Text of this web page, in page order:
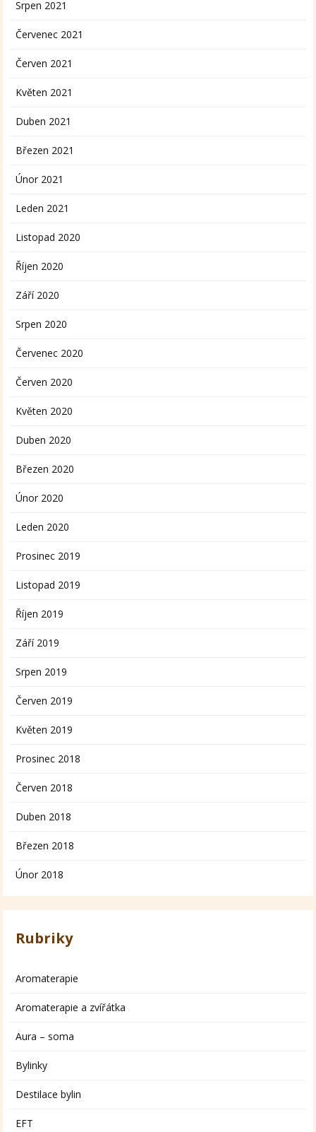
Srpen 2021
Červenec 2021
Červen 2021
Květen 2021
Duben 2021
Březen 2021
Únor 2021
Leden 2021
Listopad 2020
Říjen 2020
Září 2020
Srpen 2020
Červenec 2020
Červen 2020
Květen 2020
Duben 2020
Březen 2020
Únor 2020
Leden 2020
Prosinec 2019
Listopad 2019
Říjen 2019
Září 2019
Srpen 2019
Červen 2019
Květen 2019
Prosinec 2018
Červen 2018
Duben 2018
Březen 2018
Únor 2018
Rubriky
Aromaterapie
Aromaterapie a zvířátka
Aura – soma
Bylinky
Destilace bylin
EFT